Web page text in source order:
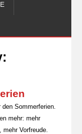
Sommerferien.
mehr: mehr
mehr Vorfreude.